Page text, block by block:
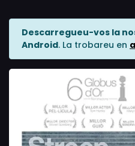
Descarregueu-vos la
Android. La trobareu en